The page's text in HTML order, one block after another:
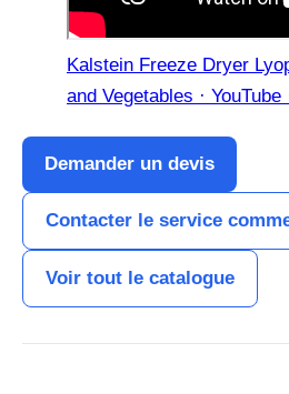
Kalstein Freeze Dryer
and Vegetables · YouTube
Demander un devis
Contacter le service
Voir tout le catalogue